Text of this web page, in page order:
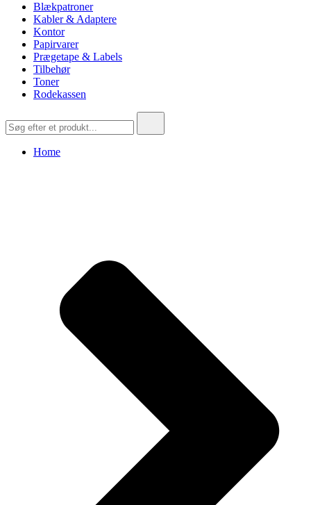
Blækpatroner
Kabler & Adaptere
Kontor
Papirvarer
Prægetape & Labels
Tilbehør
Toner
Rodekassen
efter:
Home